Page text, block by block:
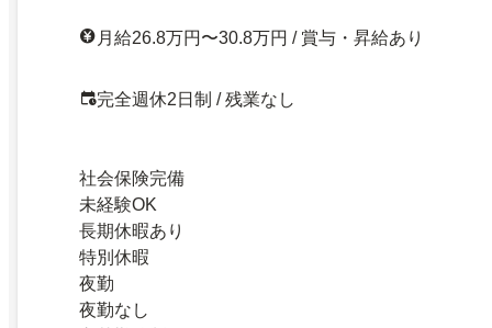
月給26.8万円〜30.8万円 / 賞与・昇給あり
完全週休2日制 / 残業なし
社会保険完備
未経験OK
長期休暇あり
特別休暇
夜勤
夜勤なし